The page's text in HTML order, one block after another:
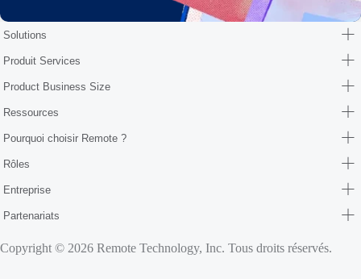
Solutions
Produit Services
Product Business Size
Ressources
Pourquoi choisir Remote ?
Rôles
Entreprise
Partenariats
Copyright © 2026 Remote Technology, Inc. Tous droits réservés.